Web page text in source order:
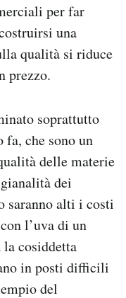
per far
una
qualità si riduce
prezzo.
soprattutto
che sono un
delle materie
dei
saranno alti i costi
l’uva di un
cosiddetta
in posti difficili
del